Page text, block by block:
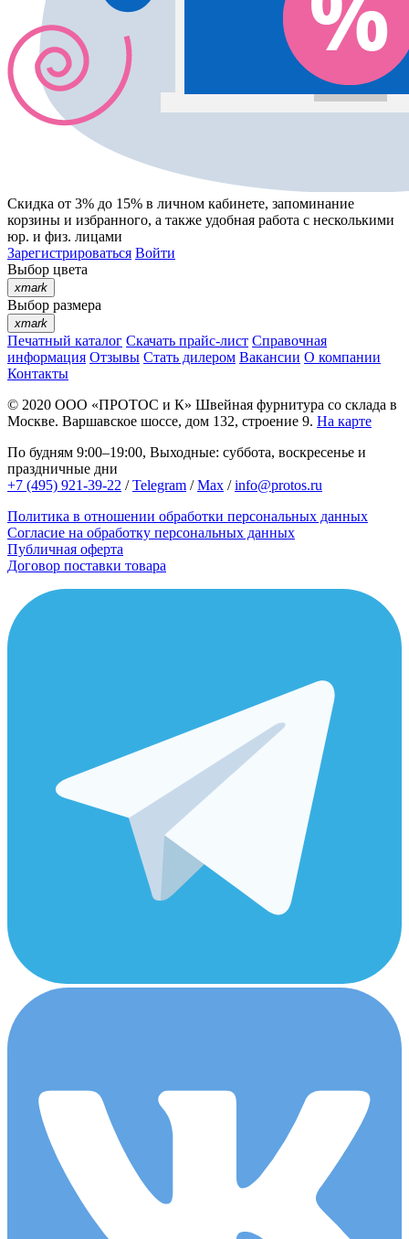
Скидка от 3% до 15% в личном кабинете, запоминание
корзины и избранного, а также удобная работа с несколькими
юр. и физ. лицами
Зарегистрироваться Войти
Выбор цвета
xmark
Выбор размера
xmark
Печатный каталог Скачать прайс-лист Справочная
информация Отзывы Стать дилером Вакансии О компании
Контакты
© 2020 ООО «ПРОТОС и К» Швейная фурнитура со склада в
Москве. Варшавское шоссе, дом 132, строение 9. На карте
По будням 9:00–19:00, Выходные: суббота, воскресенье и
праздничные дни
+7 (495) 921-39-22 /Telegram /Max /info@protos.ru
Политика в отношении обработки персональных данных
Согласие на обработку персональных данных
Публичная оферта
Договор поставки товара